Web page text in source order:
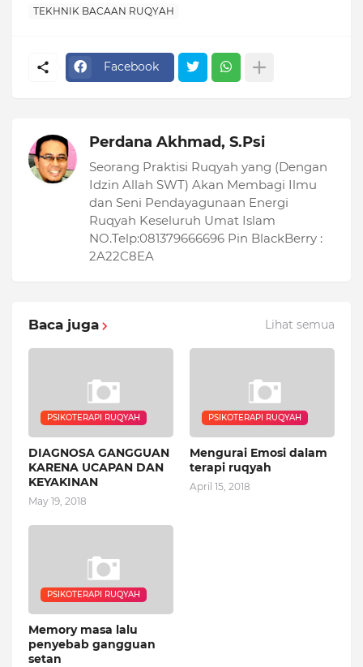
TEKHNIK BACAAN RUQYAH
Facebook
Perdana Akhmad, S.Psi
Seorang Praktisi Ruqyah yang (Dengan
Idzin Allah SWT) Akan Membagi Ilmu
dan Seni Pendayagunaan Energi
Ruqyah Keseluruh Umat Islam
NO.Telp:081379666696 Pin BlackBerry :
2A22C8EA
Baca juga Lihat semua
PSIKOTERAPI RUQYAH
DIAGNOSA GANGGUAN
KARENA UCAPAN DAN
KEYAKINAN
May 19, 2018
PSIKOTERAPI RUQYAH
Mengurai Emosi dalam
terapi ruqyah
April 15, 2018
PSIKOTERAPI RUQYAH
Memory masa lalu
penyebab gangguan
setan